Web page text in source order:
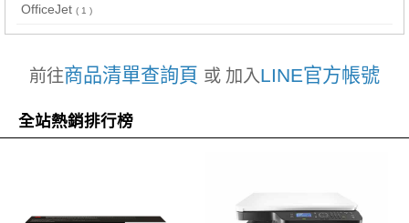
OfficeJet ( 1 )
前往商品清單查詢頁 或 加入LINE官方帳號
全站熱銷排行榜